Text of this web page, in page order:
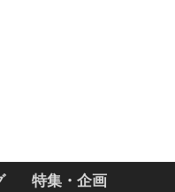
特集・企画